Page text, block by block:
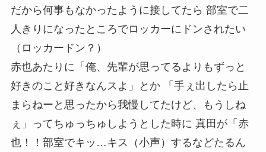
だから何事もなかったように接してたら 部室で二
人きりになったところでロッカーにドンされたい
（ロッカードン？）
赤也あたりに「俺、先輩が思ってるよりもずっと
好きのこと好きなんスよ」とか 「手ぇ出したら止
まらねーと思ったから我慢してたけど、もうしね
ぇ」ってちゅっちゅしようとした時に 真田が「赤
也！！部室でキッ…キス（小声）するなどたるん